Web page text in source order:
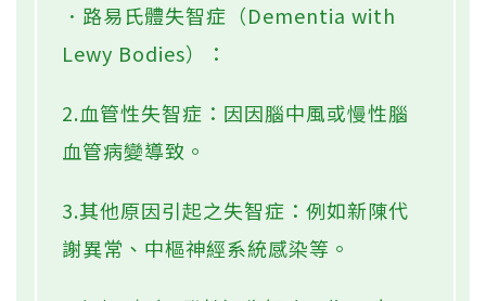
．路易氏體失智症（Dementia with
Lewy Bodies）：
2.血管性失智症：因因腦中風或慢性腦
血管病變導致。
3.其他原因引起之失智症：例如新陳代
謝異常、中樞神經系統感染等。